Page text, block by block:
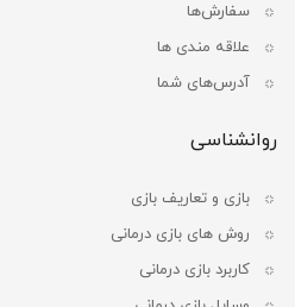
سفارش‌ها
علاقه مندی ها
آدرس‌های شما
روانشناسی
بازی و تعاریف بازی
روش های بازی درمانی
کاربرد بازی درمانی